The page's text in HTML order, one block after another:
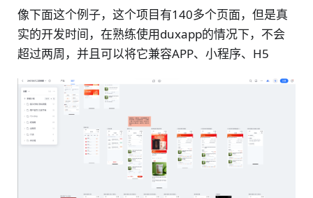
像下面这个例子，这个项目有140多个页面，但是真
实的开发时间，在熟练使用duxapp的情况下，不会
超过两周，并且可以将它兼容APP、小程序、H5